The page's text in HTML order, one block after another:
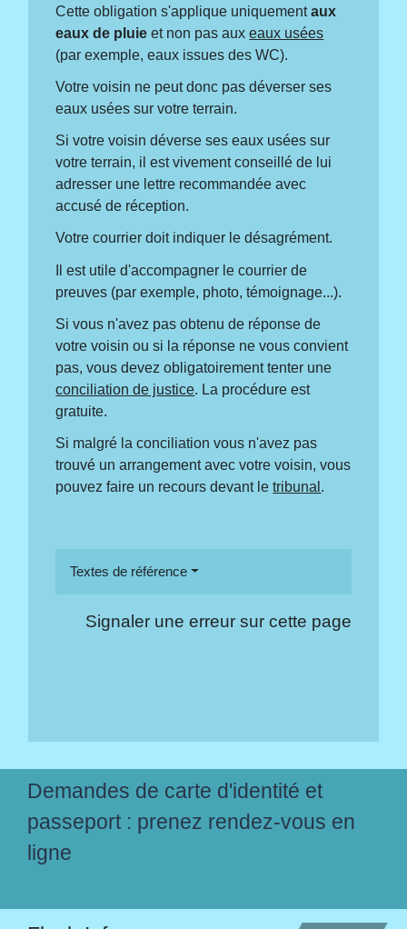
Cette obligation s'applique uniquementaux
eaux de pluie et non pas auxeaux usées
(par exemple, eaux issues des WC).
Votre voisin ne peut donc pas déverser ses
eaux usées sur votre terrain.
Si votre voisin déverse ses eaux usées sur
votre terrain, il est vivement conseillé de lui
adresser une lettre recommandée avec
accusé de réception.
Votre courrier doit indiquer le désagrément.
Il est utile d'accompagner le courrier de
preuves (par exemple, photo, témoignage...).
Si vous n'avez pas obtenu de réponse de
votre voisin ou si la réponse ne vous convient
pas, vous devez obligatoirement tenter une
conciliation de justice. La procédure est
gratuite.
Si malgré la conciliation vous n'avez pas
trouvé un arrangement avec votre voisin, vous
pouvez faire un recours devant letribunal .
Textes de référence
Signaler une erreur sur cette page
Demandes de carte d'identité et
passeport : prenez rendez-vous en
ligne